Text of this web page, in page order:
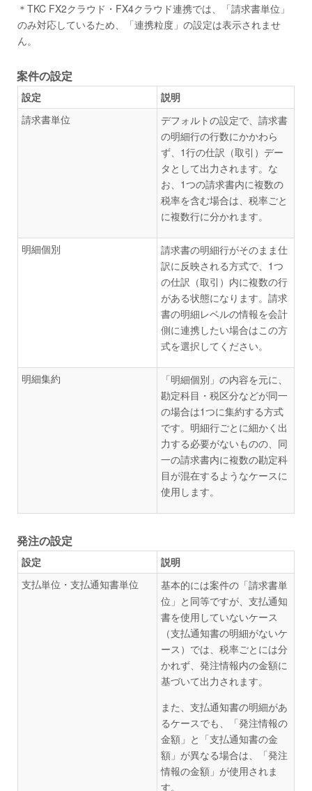
＊TKC FX2クラウド・FX4クラウド連携では、「請求書単位」
のみ対応しているため、「連携粒度」の設定は表示されませ
ん。
案件の設定
設定
説明
請求書単位
デフォルトの設定で、請求書
の明細行の行数にかかわら
ず、1行の仕訳（取引）デー
タとして出力されます。な
お、1つの請求書内に複数の
税率を含む場合は、税率ごと
に複数行に分かれます。
明細個別
請求書の明細行がそのまま仕
訳に反映される方式で、1つ
の仕訳（取引）内に複数の行
がある状態になります。請求
書の明細レベルの情報を会計
側に連携したい場合はこの方
式を選択してください。
明細集約
「明細個別」の内容を元に、
勘定科目・税区分などが同一
の場合は1つに集約する方式
です。明細行ごとに細かく出
力する必要がないものの、同
一の請求書内に複数の勘定科
目が混在するようなケースに
使用します。
発注の設定
設定
説明
支払単位・支払通知書単位
基本的には案件の「請求書単
位」と同等ですが、支払通知
書を使用していないケース
（支払通知書の明細がないケ
ース）では、税率ごとには分
かれず、発注情報内の金額に
基づいて出力されます。
また、支払通知書の明細があ
るケースでも、「発注情報の
金額」と「支払通知書の金
額」が異なる場合は、「発注
情報の金額」が使用されま
す。